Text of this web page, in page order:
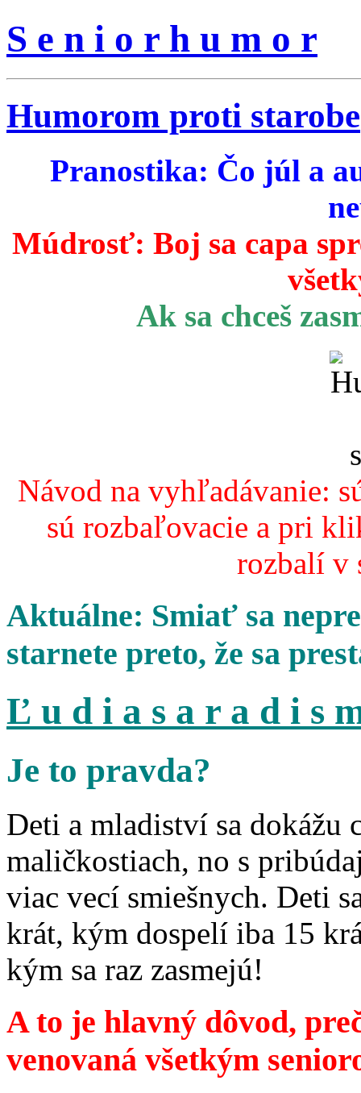
S e n i o r h u m o r
Humorom proti starobe
Pranostika: Čo júl a
Múdrosť: Boj sa capa
Ak sa chceš
Návod na vyhľadávanie:
sú rozbaľovacie a pri
rozbalí v
Aktuálne: Smiať sa
starnete preto, že sa
Ľ u d i a s a r a d i s
Je to pravda?
Deti a mladiství sa dokážu
maličkostiach, no s
viac vecí smiešnych. Deti
krát, kým dospelí iba 15
kým sa raz zasmejú!
A to je hlavný dôvod,
venovaná všetkým